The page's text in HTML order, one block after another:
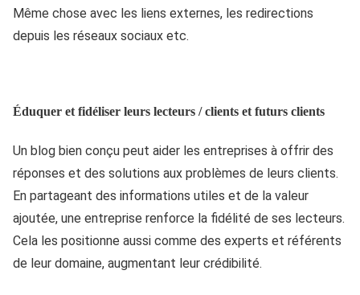
Même chose avec les liens externes, les redirections
depuis les réseaux sociaux etc.
Éduquer et fidéliser leurs lecteurs / clients et futurs clients
Un blog bien conçu peut aider les entreprises à offrir des
réponses et des solutions aux problèmes de leurs clients.
En partageant des informations utiles et de la valeur
ajoutée, une entreprise renforce la fidélité de ses lecteurs.
Cela les positionne aussi comme des experts et référents
de leur domaine, augmentant leur crédibilité.